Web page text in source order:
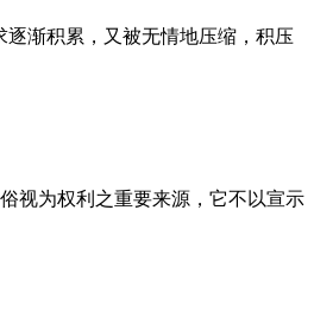
渐积累，又被无情地压缩，积压
视为权利之重要来源，它不以宣示